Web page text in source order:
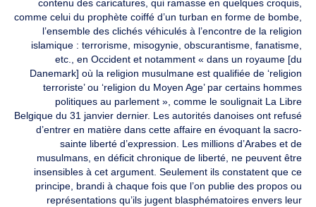
contenu des caricatures, qui ramasse en quelques croquis,
comme celui du prophète coiffé d’un turban en forme de bombe,
l’ensemble des clichés véhiculés à l’encontre de la religion
islamique : terrorisme, misogynie, obscurantisme, fanatisme,
etc., en Occident et notamment « dans un royaume [du
Danemark] où la religion musulmane est qualifiée de ‘religion
terroriste’ ou ‘religion du Moyen Age’ par certains hommes
politiques au parlement », comme le soulignait La Libre
Belgique du 31 janvier dernier. Les autorités danoises ont refusé
d’entrer en matière dans cette affaire en évoquant la sacro-
sainte liberté d’expression. Les millions d’Arabes et de
musulmans, en déficit chronique de liberté, ne peuvent être
insensibles à cet argument. Seulement ils constatent que ce
principe, brandi à chaque fois que l’on publie des propos ou
représentations qu’ils jugent blasphématoires envers leur